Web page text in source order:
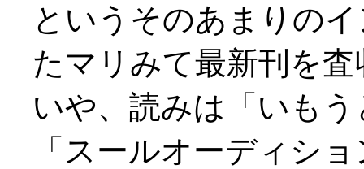
というそのあまりの
たマリみて最新刊を査
いや、読みは「いも
「スールオーディシ